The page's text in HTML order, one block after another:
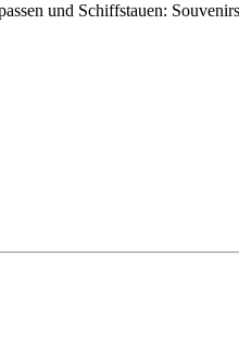
und Schiffstauen: